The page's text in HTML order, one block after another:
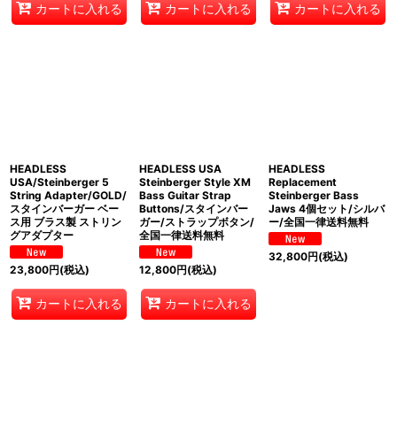
カートに入れる カートに入れる カートに入れる
HEADLESS
USA/Steinberger 5
String Adapter/GOLD/
スタインバーガー ベー
ス用 ブラス製 ストリン
グアダプター
23,800円(税込)
カートに入れる
HEADLESS USA
Steinberger Style XM
Bass Guitar Strap
Buttons/スタインバー
ガー/ストラップボタン/
全国一律送料無料
12,800円(税込)
カートに入れる
HEADLESS
Replacement
Steinberger Bass
Jaws 4個セット/シルバ
ー/全国一律送料無料
32,800円(税込)